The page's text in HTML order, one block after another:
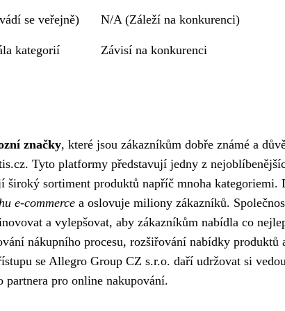
se veřejně) N/A (Záleží na konkurenci)
kategorií Závisí na konkurenci
značky, které jsou zákazníkům dobře známé a
Tyto platformy představují jedny z
široký sortiment produktů napříč mnoha kategoriemi.
e-commerce a oslovuje miliony zákazníků.
a vylepšovat, aby zákazníkům nabídla co
nákupního procesu, rozšiřování nabídky produktů
se Allegro Group CZ s.r.o. daří udržovat si
pro online nakupování.